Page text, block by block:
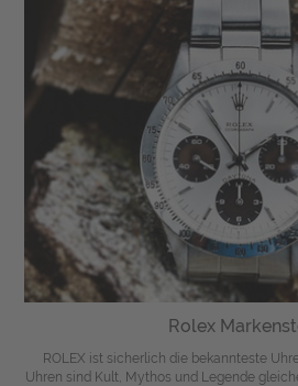
Rolex
ROLEX ist sicherlich die bekannteste
Uhren sind Kult, Mythos und Legende